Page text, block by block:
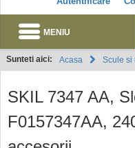
MENIU
Sunteti aici: Acasa Scule si
SKIL 7347 AA,
F0157347AA,